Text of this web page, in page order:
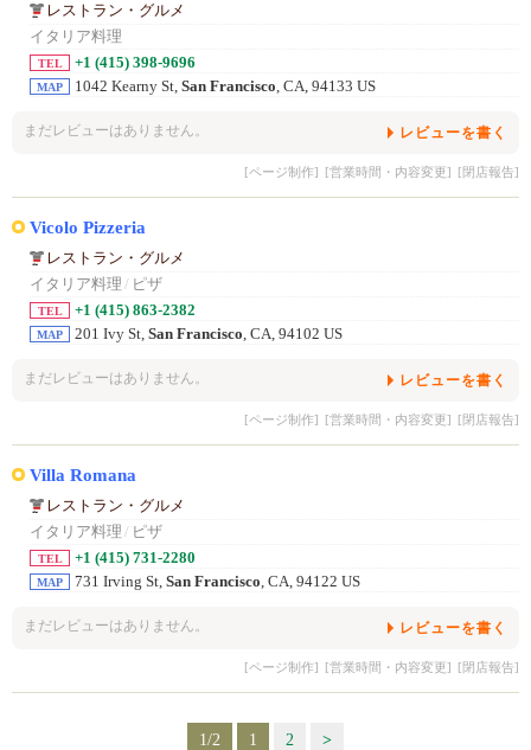
レストラン・グルメ
イタリア料理
TEL +1 (415) 398-9696
MAP 1042 Kearny St, San Francisco, CA, 94133 US
まだレビューはありません。 レビューを書く
[ページ制作] [営業時間・内容変更] [閉店報告]
Vicolo Pizzeria
レストラン・グルメ
イタリア料理 / ピザ
TEL +1 (415) 863-2382
MAP 201 Ivy St, San Francisco, CA, 94102 US
まだレビューはありません。 レビューを書く
[ページ制作] [営業時間・内容変更] [閉店報告]
Villa Romana
レストラン・グルメ
イタリア料理 / ピザ
TEL +1 (415) 731-2280
MAP 731 Irving St, San Francisco, CA, 94122 US
まだレビューはありません。 レビューを書く
[ページ制作] [営業時間・内容変更] [閉店報告]
1/2 1 2 >